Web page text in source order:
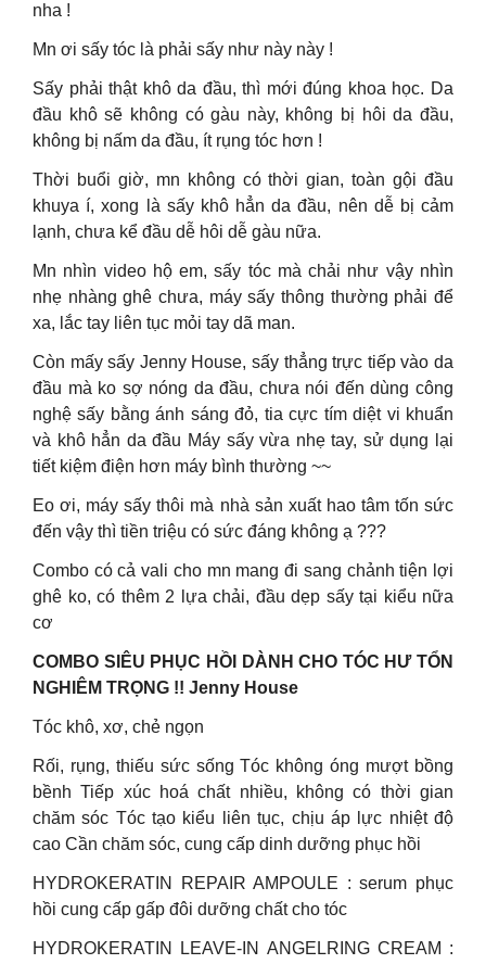
nha !
Mn ơi sấy tóc là phải sấy như này này !
Sấy phải thật khô da đầu, thì mới đúng khoa học. Da
đầu khô sẽ không có gàu này, không bị hôi da đầu,
không bị nấm da đầu, ít rụng tóc hơn !
Thời buổi giờ, mn không có thời gian, toàn gội đầu
khuya í, xong là sấy khô hẳn da đầu, nên dễ bị cảm
lạnh, chưa kể đầu dễ hôi dễ gàu nữa.
Mn nhìn video hộ em, sấy tóc mà chải như vậy nhìn
nhẹ nhàng ghê chưa, máy sấy thông thường phải để
xa, lắc tay liên tục mỏi tay dã man.
Còn mấy sấy Jenny House, sấy thẳng trực tiếp vào da
đầu mà ko sợ nóng da đầu, chưa nói đến dùng công
nghệ sấy bằng ánh sáng đỏ, tia cực tím diệt vi khuẩn
và khô hẳn da đầu Máy sấy vừa nhẹ tay, sử dụng lại
tiết kiệm điện hơn máy bình thường ~~
Eo ơi, máy sấy thôi mà nhà sản xuất hao tâm tốn sức
đến vậy thì tiền triệu có sức đáng không ạ ???
Combo có cả vali cho mn mang đi sang chảnh tiện lợi
ghê ko, có thêm 2 lựa chải, đầu dẹp sấy tại kiểu nữa
cơ
COMBO SIÊU PHỤC HỒI DÀNH CHO TÓC HƯ TỔN
NGHIÊM TRỌNG !! Jenny House
Tóc khô, xơ, chẻ ngọn
Rối, rụng, thiếu sức sống Tóc không óng mượt bồng
bềnh Tiếp xúc hoá chất nhiều, không có thời gian
chăm sóc Tóc tạo kiểu liên tục, chịu áp lực nhiệt độ
cao Cần chăm sóc, cung cấp dinh dưỡng phục hồi
HYDROKERATIN REPAIR AMPOULE : serum phục
hồi cung cấp gấp đôi dưỡng chất cho tóc
HYDROKERATIN LEAVE-IN ANGELRING CREAM :